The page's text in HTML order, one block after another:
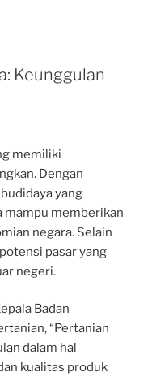
Keunggulan
memiliki
Dengan
yang
mampu memberikan
negara. Selain
pasar yang
negeri.
Badan
“Pertanian
dalam hal
kualitas produk